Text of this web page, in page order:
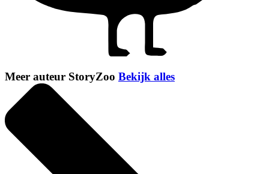
Meer auteur StoryZoo Bekijk alles